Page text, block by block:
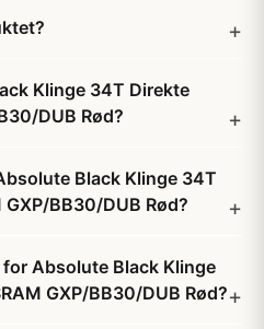
Klinge 34T Direkte
DUB Rød?
Black Klinge 34T
BB30/DUB Rød?
Absolute Black Klinge
GXP/BB30/DUB Rød?